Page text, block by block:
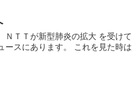
ＮＴＴが新型肺炎の拡大 を受けて
ースにあります。 これを見た時は